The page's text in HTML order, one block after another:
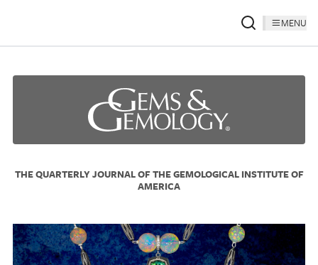
MENU
THE QUARTERLY JOURNAL OF THE GEMOLOGICAL INSTITUTE OF
AMERICA